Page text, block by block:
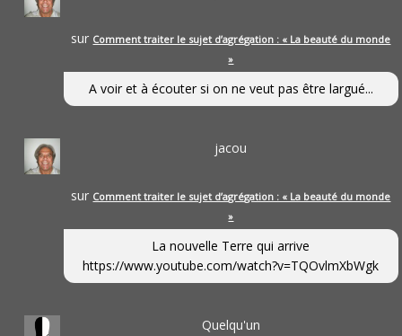
sur Comment traiter le sujet d’agrégation : « La beauté du monde
»
A voir et à écouter si on ne veut pas être largué...
jacou
sur Comment traiter le sujet d’agrégation : « La beauté du monde
»
La nouvelle Terre qui arrive
https://www.youtube.com/watch?v=TQOvlmXbWgk
Quelqu'un